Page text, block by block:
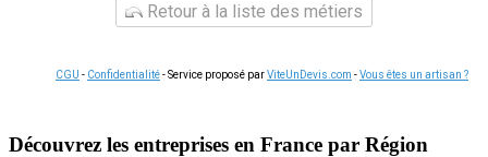
Retour à la liste des métiers
CGU - Confidentialité- Service proposé parViteUnDevis.com -Vous êtes un artisan ?
Découvrez les entreprises en France par Région